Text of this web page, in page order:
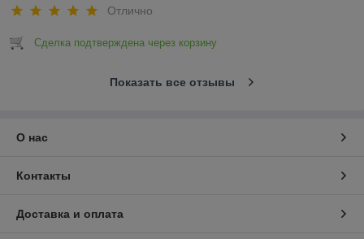
Отлично
Сделка подтверждена через корзину
Показать все отзывы
О нас
Контакты
Доставка и оплата